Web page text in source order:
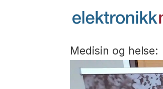
Medisin og helse: